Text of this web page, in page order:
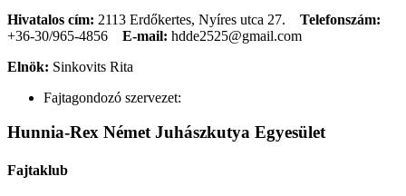
Hivatalos cím: 2113 Erdőkertes, Nyíres utca 27. Telefonszám:
+36-30/965-4856
E-mail: hdde2525@gmail.com
Elnök: Sinkovits Rita
Fajtagondozó szervezet:
Hunnia-Rex Német Juhászkutya Egyesület
Fajtaklub